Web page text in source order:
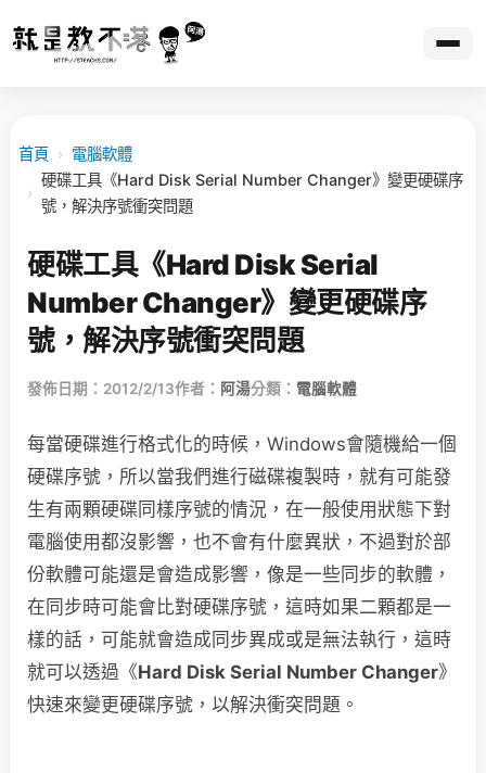
首頁 › 電腦軟體
›
硬碟工具《Hard Disk Serial Number Changer》變更硬碟序
號，解決序號衝突問題
硬碟工具《Hard Disk Serial
Number Changer》變更硬碟序
號，解決序號衝突問題
發佈日期：2012/2/13作者： 阿湯分類： 電腦軟體
每當硬碟進行格式化的時候，Windows會隨機給一個
硬碟序號，所以當我們進行磁碟複製時，就有可能發
生有兩顆硬碟同樣序號的情況，在一般使用狀態下對
電腦使用都沒影響，也不會有什麼異狀，不過對於部
份軟體可能還是會造成影響，像是一些同步的軟體，
在同步時可能會比對硬碟序號，這時如果二顆都是一
樣的話，可能就會造成同步異成或是無法執行，這時
就可以透過《Hard Disk Serial Number Changer》
快速來變更硬碟序號，以解決衝突問題。